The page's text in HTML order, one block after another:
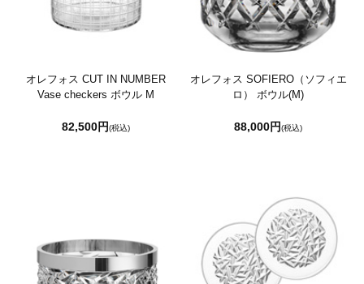
オレフォス CUT IN NUMBER
Vase checkers ボウル M
82,500円(税込)
オレフォス SOFIERO（ソフィエ
ロ） ボウル(M)
88,000円(税込)